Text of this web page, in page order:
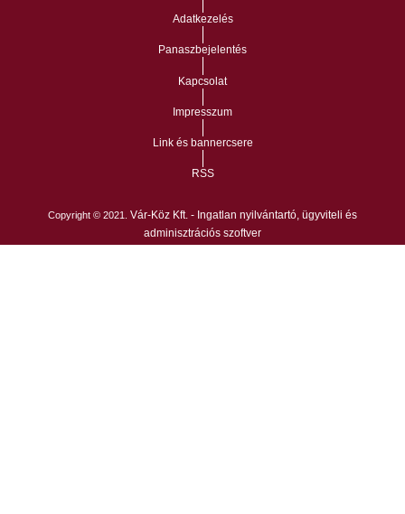
Adatkezelés
Panaszbejelentés
Kapcsolat
Impresszum
Link és bannercsere
RSS
Copyright © 2021. Vár-Köz Kft. - Ingatlan nyilvántartó, ügyviteli és
adminisztrációs szoftver